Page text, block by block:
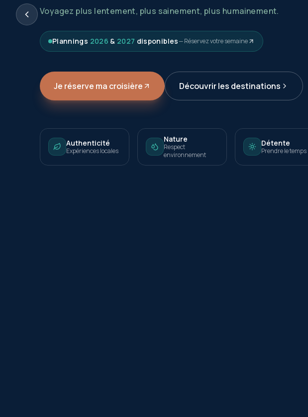
Voyagez plus lentement, plus sainement, plus humainement.
Plannings 2026 & 2027 disponibles— Réservez votre semaine
Je réserve ma croisière Découvrir les destinations
Authenticité
Expériences locales
Nature
Respect
environnement
Détente
Prendre le temps